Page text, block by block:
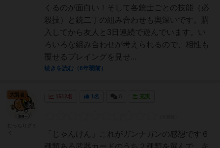
くるのが面白い！そして各銃士ごとの技能（必
殺技）と銃二丁の組み合わせも奥深いです。購
入してから友人と3日連続で遊んでいます。い
ろいろな組み合わせが考えられるので、相性も
覆せるプレイングを見せ...
続きを読む（6年弱前）
1512名 1名 充実
「じゃんけん」これがガンナガンの感想です６
種類ある武器カードのうち２種類を選んで、キ
大賢者